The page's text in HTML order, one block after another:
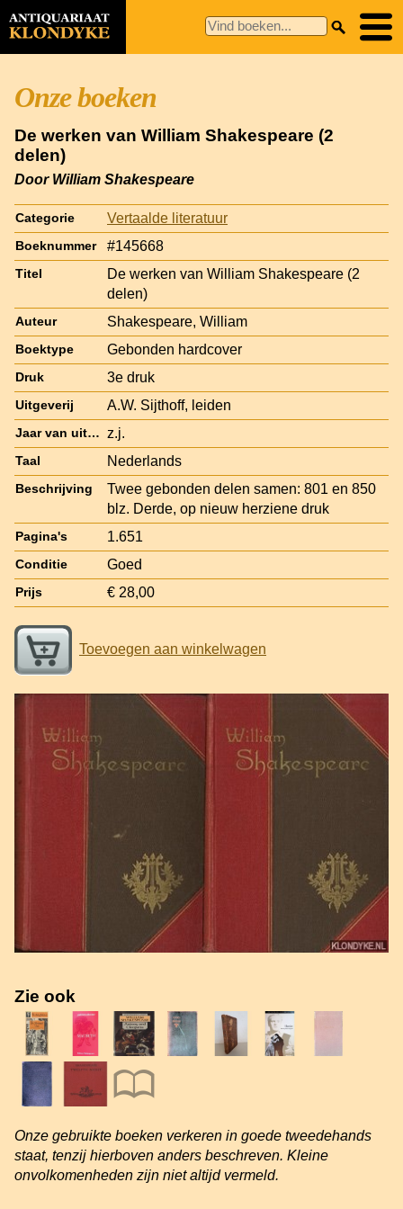
Onze boeken
De werken van William Shakespeare (2
delen)
Door William Shakespeare
Categorie Vertaalde literatuur
Boeknummer #145668
Titel
De werken van William Shakespeare (2
delen)
Auteur Shakespeare, William
Boektype Gebonden hardcover
Druk 3e druk
Uitgeverij A.W. Sijthoff, leiden
Jaar van uitgave z.j.
Taal Nederlands
Beschrijving
Twee gebonden delen samen: 801 en 850
blz. Derde, op nieuw herziene druk
Pagina's 1.651
Conditie Goed
Prijs € 28,00
Toevoegen aan winkelwagen
Zie ook
Onze gebruikte boeken verkeren in goede tweedehands
staat, tenzij hierboven anders beschreven. Kleine
onvolkomenheden zijn niet altijd vermeld.